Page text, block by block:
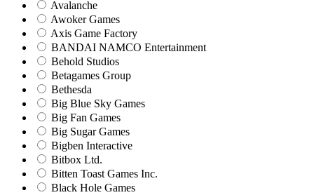
Avalanche
Awoker Games
Axis Game Factory
BANDAI NAMCO Entertainment
Behold Studios
Betagames Group
Bethesda
Big Blue Sky Games
Big Fan Games
Big Sugar Games
Bigben Interactive
Bitbox Ltd.
Bitten Toast Games Inc.
Black Hole Games